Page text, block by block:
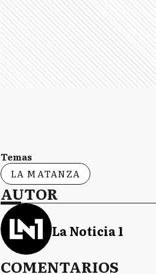
Temas
LA MATANZA
AUTOR
La Noticia 1
COMENTARIOS